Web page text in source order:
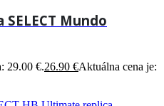
Mundo
29.00 €.26.90 €Aktuálna cena je: